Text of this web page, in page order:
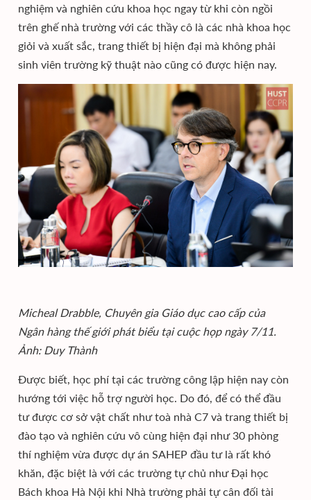
nghiệm và nghiên cứu khoa học ngay từ khi còn ngồi
trên ghế nhà trường với các thầy cô là các nhà khoa học
giỏi và xuất sắc, trang thiết bị hiện đại mà không phải
sinh viên trường kỹ thuật nào cũng có được hiện nay.
Micheal Drabble, Chuyên gia Giáo dục cao cấp của
Ngân hàng thế giới phát biểu tại cuộc họp ngày 7/11.
Ảnh: Duy Thành
Được biết, học phí tại các trường công lập hiện nay còn
hướng tới việc hỗ trợ người học. Do đó, để có thể đầu
tư được cơ sở vật chất như toà nhà C7 và trang thiết bị
đào tạo và nghiên cứu vô cùng hiện đại như 30 phòng
thí nghiệm vừa được dự án SAHEP đầu tư là rất khó
khăn, đặc biệt là với các trường tự chủ như Đại học
Bách khoa Hà Nội khi Nhà trường phải tự cân đối tài